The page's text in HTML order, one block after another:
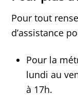
Pour tout
d’assistance
Pour la
lundi au
à 17h.